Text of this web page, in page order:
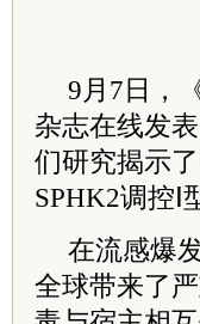
9月7日，
杂志在线发
们研究揭示
SPHK2调控
在流感爆
全球带来了